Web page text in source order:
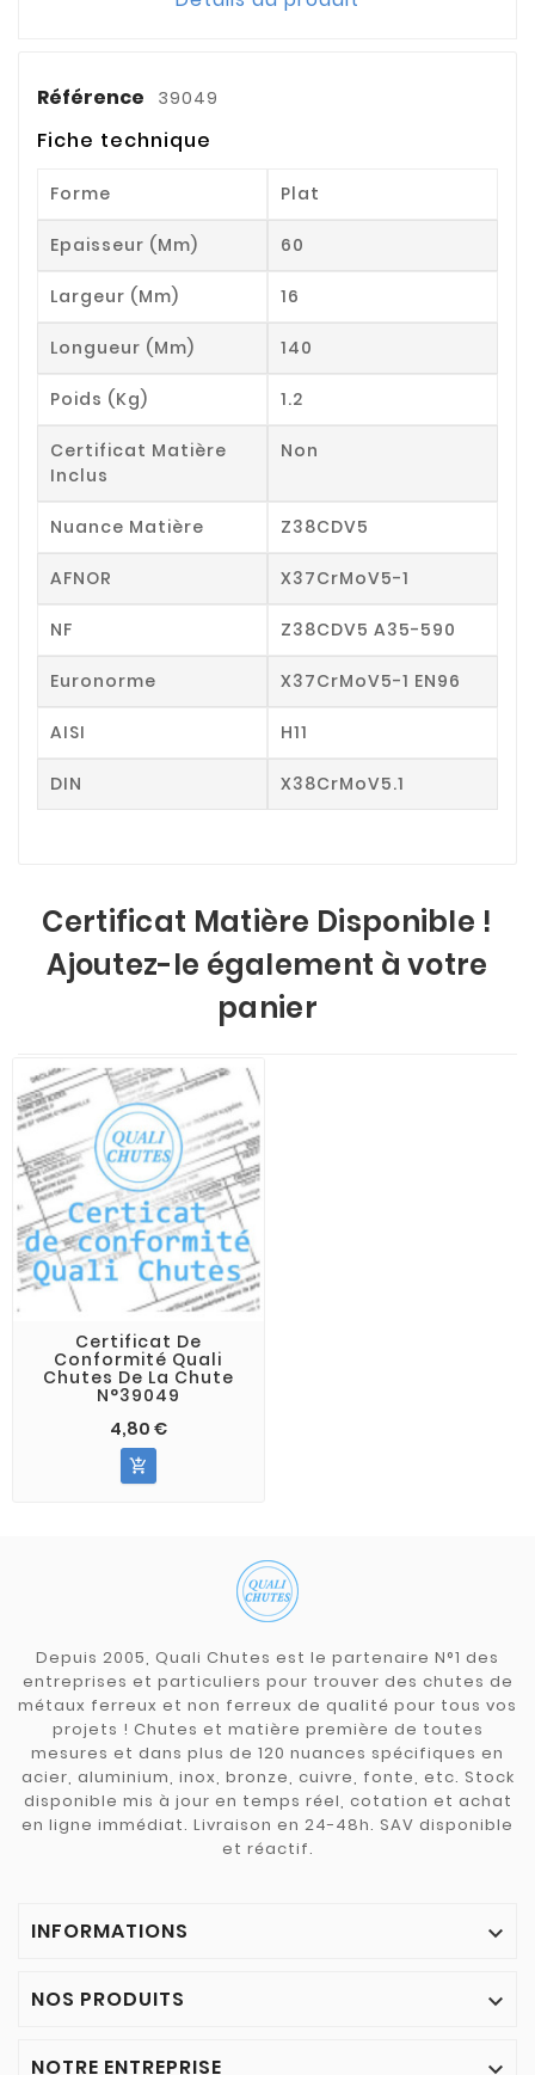
Référence 39049
Fiche technique
Forme Plat
Epaisseur (mm) 60
Largeur (mm) 16
Longueur (mm) 140
Poids (kg) 1.2
Certificat Matière
Inclus
Non
Nuance Matière Z38CDV5
AFNOR X37CrMoV5-1
NF Z38CDV5 A35-590
Euronorme X37CrMoV5-1 EN96
AISI H11
DIN X38CrMoV5.1
Certificat Matière Disponible !
Ajoutez-le également à votre
panier
Certificat De
Conformité Quali
Chutes De La Chute
N°39049
4,80 €

Depuis 2005, Quali Chutes est le partenaire N°1 des
entreprises et particuliers pour trouver des chutes de
métaux ferreux et non ferreux de qualité pour tous vos
projets ! Chutes et matière première de toutes
mesures et dans plus de 120 nuances spécifiques en
acier, aluminium, inox, bronze, cuivre, fonte, etc. Stock
disponible mis à jour en temps réel, cotation et achat
en ligne immédiat. Livraison en 24-48h. SAV disponible
et réactif.
INFORMATIONS 
NOS PRODUITS 
NOTRE ENTREPRISE